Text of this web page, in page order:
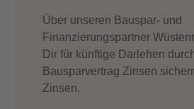
Über unseren Bauspar- und
Finanzierungspartner
Dir für künftige Darlehen
Bausparvertrag Zinsen
Zinsen.